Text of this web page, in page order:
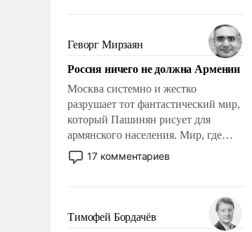
уязвимости США, например, перед
Китаем.
Геворг Мирзаян
Россия ничего не должна Армении
Москва системно и жестко
разрушает тот фантастический мир,
который Пашинян рисует для
армянского населения. Мир, где
политические прожекты будут
безусловно оплачиваться за счет
где Еревану за свои поступки не
нужно отвечать.
17 комментариев
Тимофей Бордачёв